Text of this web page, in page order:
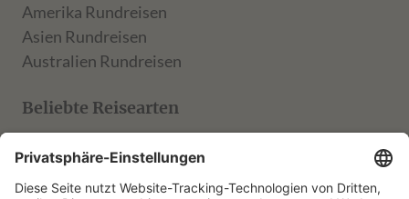
Amerika Rundreisen
Asien Rundreisen
Australien Rundreisen
Beliebte Reisearten
TARUK Klassik
TARUK Entdecker
TARUK Aktiv